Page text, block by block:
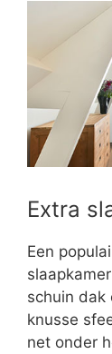
Extra
Een
schuin dak
knusse
net onder